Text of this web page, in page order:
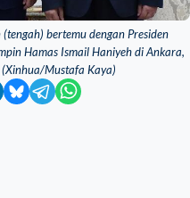
bertemu dengan Presiden
Hamas Ismail Haniyeh di Ankara,
Mustafa Kaya)